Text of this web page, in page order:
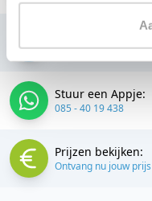
085 - 40 19 438
Stuur een Appje:
085 - 40 19 438
Prijzen bekijken:
Ontvang nu jouw prijs